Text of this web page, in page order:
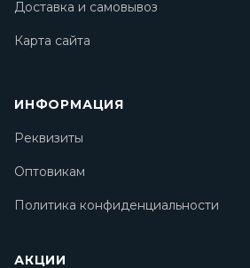
Доставка и самовывоз
Карта сайта
ИНФОРМАЦИЯ
Реквизиты
Оптовикам
Политика конфиденциальности
АКЦИИ